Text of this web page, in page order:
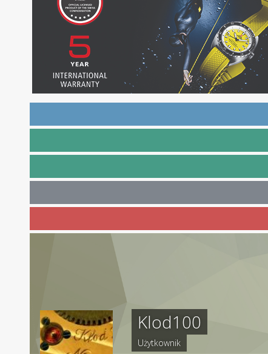
Klod100
Użytkownik